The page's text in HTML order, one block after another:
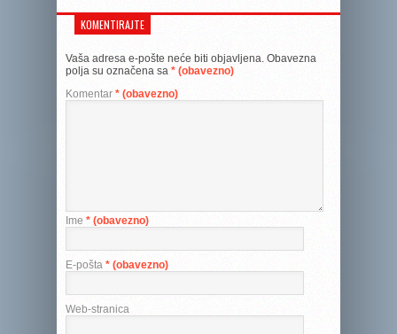
KOMENTIRAJTE
Vaša adresa e-pošte neće biti objavljena. Obavezna
polja su označena sa * (obavezno)
Komentar * (obavezno)
Ime * (obavezno)
E-pošta * (obavezno)
Web-stranica